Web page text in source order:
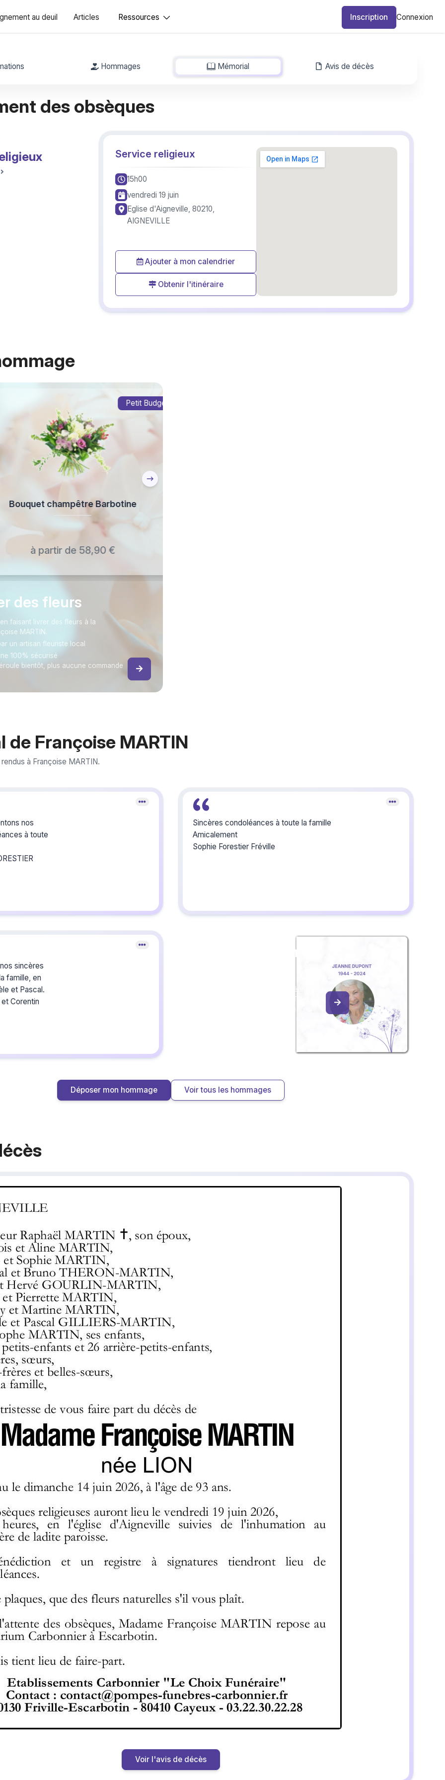
au deuil Articles Ressources Inscription Connexion
Hommages Mémorial Avis de décès
-
des obsèques
Service religieux
15h00
vendredi 19 juin
Eglise d'Aigneville, 80210,
AIGNEVILLE
Ajouter à mon calendrier
Obtenir l'itinéraire
Petit Budget
champêtre Barbotine
à partir de 58,90 €
des fleurs
faisant livrer des fleurs à la
MARTIN.
un artisan fleuriste local
100% sécurisé
bientôt, plus aucune commande
de Françoise MARTIN
à Françoise MARTIN.
nos
à toute
Sincères condoléances à toute la famille
Amicalement
Sophie Forestier Fréville
sincères
famille, en
et Pascal.
et Corentin
Créez un album
Créez un album collaboratif en réunissant
les hommages à Françoise MARTIN, pour
Déposer mon hommage Voir tous les hommages
Voir l'avis de décès